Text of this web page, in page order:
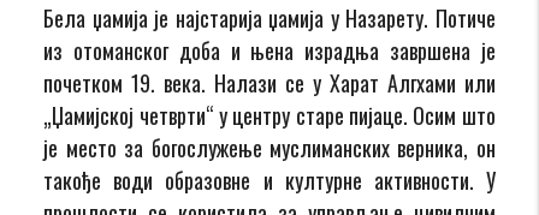
Бела џамија је најстарија џамија у Назарету. Потиче
из отоманског доба и њена израдња завршена је
почетком 19. века. Налази се у Харат Алгхами или
„Џамијској четврти“ у центру старе пијаце. Осим што
је место за богослужење муслиманских верника, он
такође води образовне и културне активности. У